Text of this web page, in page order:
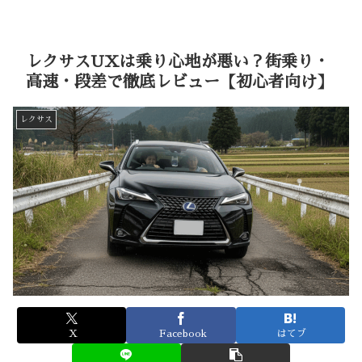
レクサスUXは乗り心地が悪い？街乗り・
高速・段差で徹底レビュー【初心者向け】
レクサス
X Facebook はてブ